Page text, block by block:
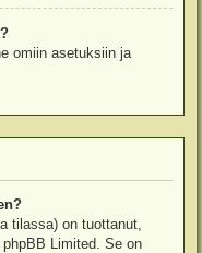
omiin asetuksiin ja
tilassa) on tuottanut,
phpBB Limited . Se on